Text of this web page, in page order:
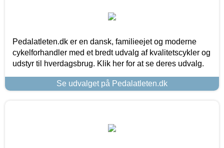
Pedalatleten.dk er en dansk, familieejet og moderne
cykelforhandler med et bredt udvalg af kvalitetscykler og
udstyr til hverdagsbrug. Klik her for at se deres udvalg.
Se udvalget på Pedalatleten.dk